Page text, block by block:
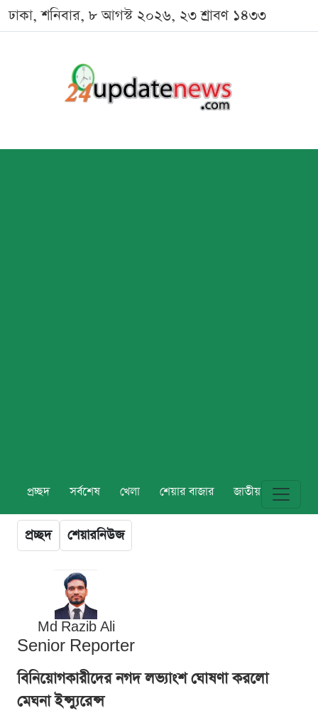
ঢাকা, শনিবার, ৮ আগস্ট ২০২৬, ২৩ শ্রাবণ ১৪৩৩
প্রচ্ছদ সর্বশেষ খেলা শেয়ার বাজার জাতীয় বিশ্ব
প্রচ্ছদ শেয়ারনিউজ
Md Razib Ali
Senior Reporter
বিনিয়োগকারীদের নগদ লভ্যাংশ ঘোষণা করলো
মেঘনা ইন্স্যুরেন্স